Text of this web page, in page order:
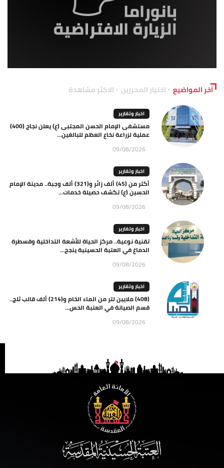
آخر المواضيع اختيار المحررين الاكثر مشاهدة
اخبار وتقارير
مستشفى الإمام الحسن المجتبى (ع) يعلن نجاح (400)
عملية لزراعة نخاع العظم للبالغين...
09/08/2026
اخبار وتقارير
أكثر من (45) ألف زائر و(321) ألف وجبة.. مدينة الإمام
الحسين (ع) تكشف حصيلة خدمات...
09/08/2026
اخبار وتقارير
تقنية نوعية.. مركز الحياة للأشعة التداخلية وقسطرة
الدماغ في العتبة الحسينية ينجح...
09/08/2026
اخبار وتقارير
(408) ملايين لتر من الماء الخام و(214) ألف قالب ثلج..
قسم الصيانة في العتبة الحس...
09/08/2026